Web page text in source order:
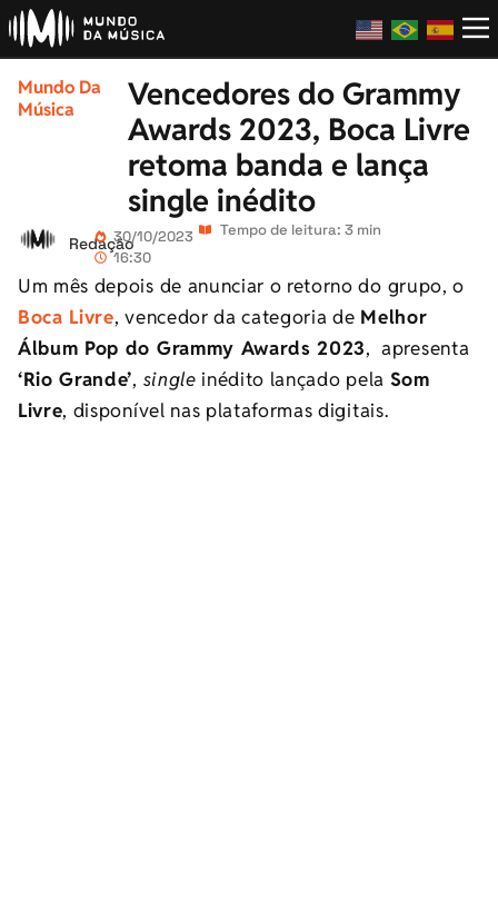
Mundo Da
Música
Vencedores do Grammy
Awards 2023, Boca Livre
retoma banda e lança
single inédito
Redação30/10/2023
16:30
Tempo de leitura: 3 min
Um mês depois de anunciar o retorno do grupo, o
Boca Livre, vencedor da categoria de Melhor
Álbum Pop do Grammy Awards 2023, apresenta
‘Rio Grande’, single inédito lançado pela Som
Livre, disponível nas plataformas digitais.